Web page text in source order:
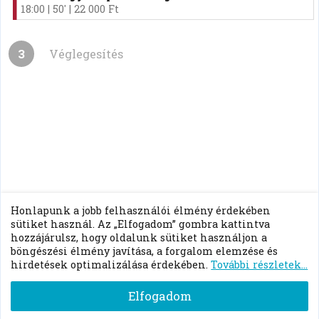
javasoljuk.
Mennyi ideig tart az online pszichológiai
tanácsadás?
A tanácsadási folyamat első szakaszában heti-kétheti
rendszeresség javasolt, ami a későbbiekben ritkítható,
ha kielégítőnek találjuk a változás mértékét.
Milyen problémákkal lehet online pszichológiai
tanácsadát igénybe venni?